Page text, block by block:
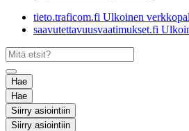
tieto.traficom.fi Ulkoinen
saavutettavuusvaatimukset.fi
Hae
Hae
Siirry asiointiin
Siirry asiointiin